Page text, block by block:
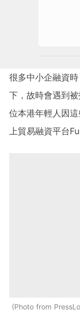
很多中小企融資
下，故時會遇到
位本港年輕人因
上貿易融資平台
Photo from